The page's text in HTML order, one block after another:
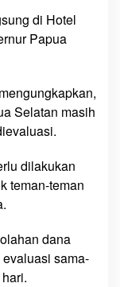
di Hotel
Papua
Selatan masih
dilakukan
teman-teman
dana
sama-